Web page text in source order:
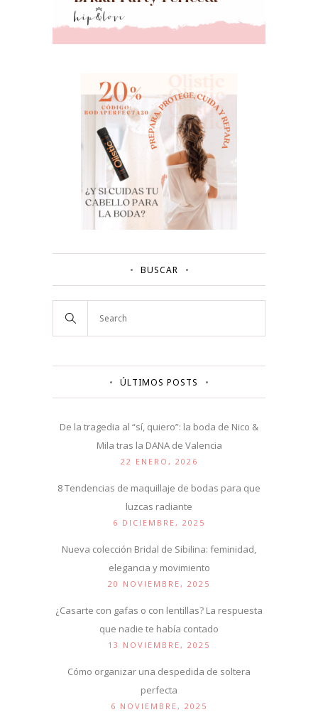
BUSCAR
ÚLTIMOS POSTS
De la tragedia al “sí, quiero”: la boda de Nico &
Mila tras la DANA de Valencia
22 ENERO, 2026
8 Tendencias de maquillaje de bodas para que
luzcas radiante
6 DICIEMBRE, 2025
Nueva colección Bridal de Sibilina: feminidad,
elegancia y movimiento
20 NOVIEMBRE, 2025
¿Casarte con gafas o con lentillas? La respuesta
que nadie te había contado
13 NOVIEMBRE, 2025
Cómo organizar una despedida de soltera
perfecta
6 NOVIEMBRE, 2025